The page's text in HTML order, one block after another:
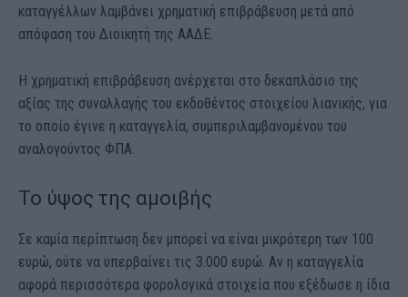
καταγγέλλων λαμβάνει χρηματική επιβράβευση μετά από
απόφαση του Διοικητή της ΑΑΔΕ.
Η χρηματική επιβράβευση ανέρχεται στο δεκαπλάσιο της
αξίας της συναλλαγής του εκδοθέντος στοιχείου λιανικής, για
το οποίο έγινε η καταγγελία, συμπεριλαμβανομένου του
αναλογούντος ΦΠΑ.
Το ύψος της αμοιβής
Σε καμία περίπτωση δεν μπορεί να είναι μικρότερη των 100
ευρώ, ούτε να υπερβαίνει τις 3.000 ευρώ. Αν η καταγγελία
αφορά περισσότερα φορολογικά στοιχεία που εξέδωσε η ίδια